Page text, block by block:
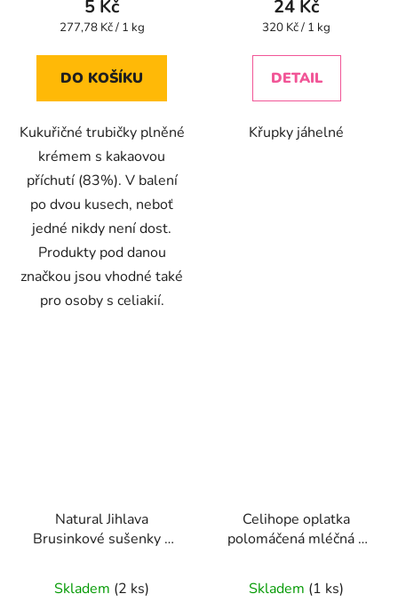
je
z
5 Kč
Měrná
277,78 Kč / 1 kg
DO KOŠÍKU
Kukuřičné trubičky plněné
krémem s kakaovou
příchutí (83%). V balení
po dvou kusech, neboť
jedné nikdy není dost.
Produkty pod danou
značkou jsou vhodné také
pro osoby s celiakií.
24 Kč
Měrná
320 Kč / 1 kg
DETAIL
Křupky jáhelné
Natural Jihlava
Brusinkové sušenky s
150g
hodnocení
Skladem (2 ks)
Celihope oplatka
polomáčená mléčná s
hodnocení
Skladem (1 ks)